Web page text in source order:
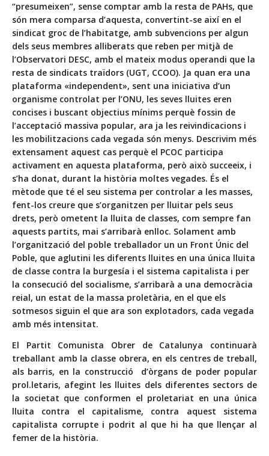
“presumeixen”, sense comptar amb la resta de PAHs, que
són mera comparsa d’aquesta, convertint-se així en el
sindicat groc de l’habitatge, amb subvencions per algun
dels seus membres alliberats que reben per mitjà de
l’Observatori DESC, amb el mateix modus operandi que la
resta de sindicats traïdors (UGT, CCOO). Ja quan era una
plataforma «independent», sent una iniciativa d’un
organisme controlat per l’ONU, les seves lluites eren
concises i buscant objectius mínims perquè fossin de
l’acceptació massiva popular, ara ja les reivindicacions i
les mobilitzacions cada vegada són menys. Descrivim més
extensament aquest cas perquè el PCOC participa
activament en aquesta plataforma, però això succeeix, i
s’ha donat, durant la història moltes vegades. És el
mètode que té el seu sistema per controlar a les masses,
fent-los creure que s’organitzen per lluitar pels seus
drets, però ometent la lluita de classes, com sempre fan
aquests partits, mai s’arribarà enlloc. Solament amb
l’organització del poble treballador un un Front Únic del
Poble, que aglutini les diferents lluites en una única lluita
de classe contra la burgesía i el sistema capitalista i per
la consecució del socialisme, s’arribarà a una democràcia
reial, un estat de la massa proletària, en el que els
sotmesos siguin el que ara son explotadors, cada vegada
amb més intensitat.
El Partit Comunista Obrer de Catalunya continuarà
treballant amb la classe obrera, en els centres de treball,
als barris, en la construcció d’òrgans de poder popular
prol.letaris, afegint les lluites dels diferentes sectors de
la societat que conformen el proletariat en una única
lluita contra el capitalisme, contra aquest sistema
capitalista corrupte i podrit al que hi ha que llençar al
femer de la història.